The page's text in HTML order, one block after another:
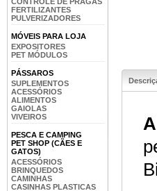
FERTILIZANTES
PULVERIZADORES
MÓVEIS PARA LOJA
EXPOSITORES
PET MÓDULOS
PÁSSAROS
SUPLEMENTOS
ACESSÓRIOS
ALIMENTOS
GAIOLAS
VIVEIROS
PESCA E CAMPING
PET SHOP (CÃES E
GATOS)
ACESSÓRIOS
BRINQUEDOS
CAMINHAS
CASINHAS PLASTICAS